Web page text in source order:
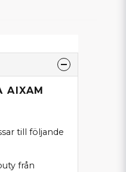
AIXAM
till följande
från